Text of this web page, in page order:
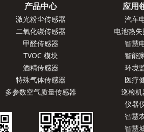
产品中心
激光粉尘传感器
二氧化碳传感器
甲醛传感器
TVOC 模块
酒精传感器
特殊气体传感器
多参数空气质量传感器
应用
汽车
电池热
智慧
智能
环境
医疗
巡检
仪器
智慧
智慧